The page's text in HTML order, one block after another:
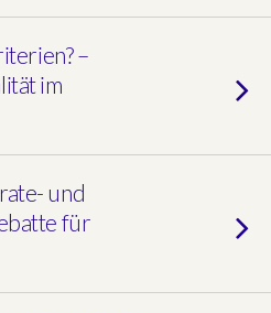
–
im
und
für